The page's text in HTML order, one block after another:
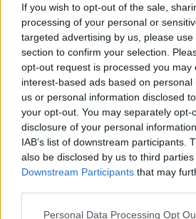
If you wish to opt-out of the sale,
processing of your personal or
targeted advertising by us, please
section to confirm your selection.
opt-out request is processed you may
interest-based ads based on
us or personal information disclosed
your opt-out. You may separately opt-
disclosure of your personal
IAB’s list of downstream participants.
also be disclosed by us to third
Downstream Participants that may
Personal Data Processing Opt
Norse ökar